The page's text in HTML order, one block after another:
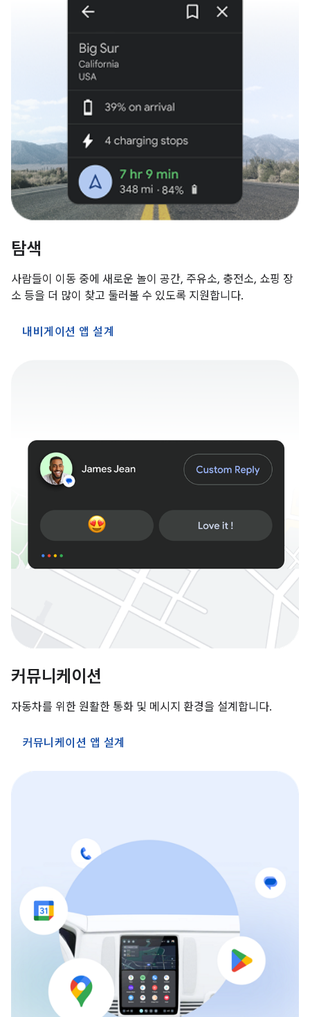
탐색
사람들이 이동 중에 새로운 놀이 공간, 주유소, 충전소, 쇼핑 장
소 등을 더 많이 찾고 둘러볼 수 있도록 지원합니다.
내비게이션 앱 설계
커뮤니케이션
자동차를 위한 원활한 통화 및 메시지 환경을 설계합니다.
커뮤니케이션 앱 설계